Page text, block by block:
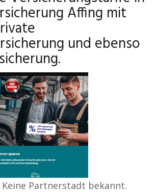
Affing mit
und ebenso
Partnerstadt bekannt.